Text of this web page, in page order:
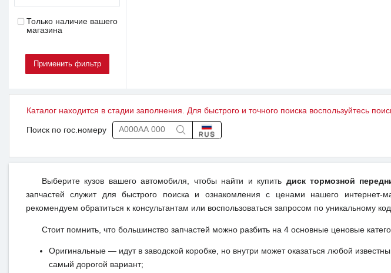
Только наличие вашего
магазина
Каталог находится в стадии заполнения. Для быстрого и точного поиска воспользуйтесь
Поиск по гос.номеру
Выберите кузов вашего автомобиля, чтобы найти и купить диск тормозной
запчастей служит для быстрого поиска и ознакомления с ценами нашего интернет-
рекомендуем обратиться к консультантам или воспользоваться запросом по уникальному
Стоит помнить, что большинство запчастей можно разбить на 4 основные ценовые
Оригинальные — идут в заводской коробке, но внутри может оказаться любой
самый дорогой вариант;